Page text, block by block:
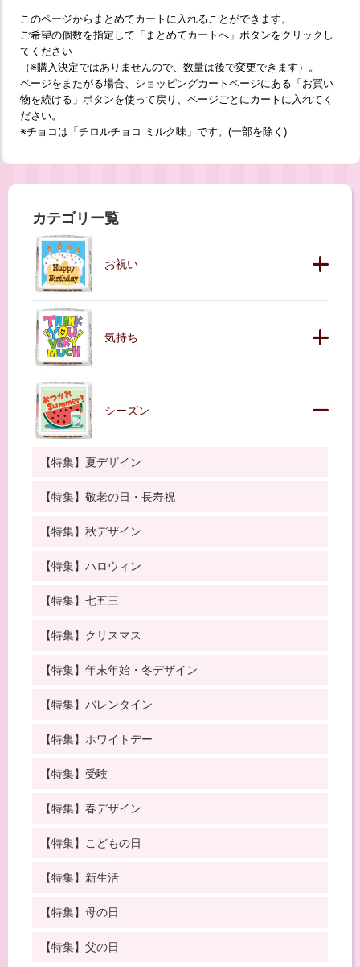
このページからまとめてカートに入れることができます。
ご希望の個数を指定して「まとめてカートへ」ボタンをクリックし
てください
（※購入決定ではありませんので、数量は後で変更できます）。
ページをまたがる場合、ショッピングカートページにある「お買い
物を続ける」ボタンを使って戻り、ページごとにカートに入れてく
ださい。
※チョコは「チロルチョコ ミルク味」です。(一部を除く)
カテゴリー覧
お祝い
気持ち
シーズン
【特集】夏デザイン
【特集】敬老の日・長寿祝
【特集】秋デザイン
【特集】ハロウィン
【特集】七五三
【特集】クリスマス
【特集】年末年始・冬デザイン
【特集】バレンタイン
【特集】ホワイトデー
【特集】受験
【特集】春デザイン
【特集】こどもの日
【特集】新生活
【特集】母の日
【特集】父の日